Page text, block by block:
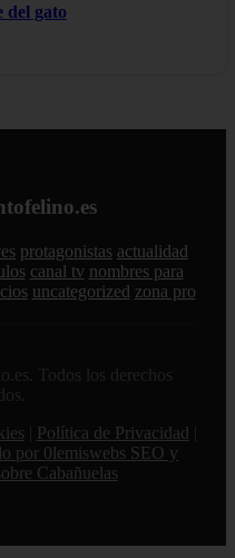
del gato
protagonistas actualidad
canal tv nombres para
uncategorized zona pro
Todos los derechos
Política de Privacidad
por 0lemiswebs SEO y
Cabañuelas